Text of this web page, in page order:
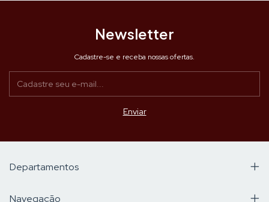
Newsletter
Cadastre-se e receba nossas ofertas.
Departamentos
Navegação